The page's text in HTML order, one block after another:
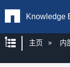
Knowledge
扩展/隐
主页 内